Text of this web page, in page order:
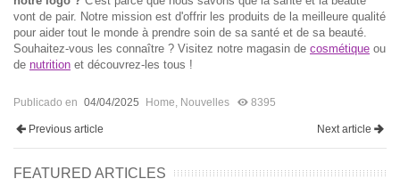
vont de pair. Notre mission est d'offrir les produits de la meilleure qualité
pour aider tout le monde à prendre soin de sa santé et de sa beauté.
Souhaitez-vous les connaître ? Visitez notre magasin de cosmétique ou
de nutrition et découvrez-les tous !
Publicado en 04/04/2025 Home, Nouvelles 8395
Previous article Next article
FEATURED ARTICLES